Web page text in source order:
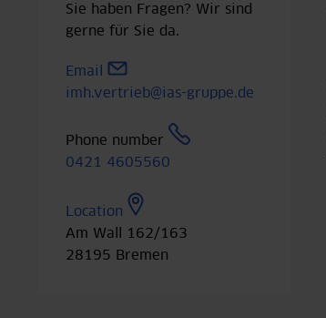
Sie haben Fragen? Wir sind
gerne für Sie da.
Email
imh.vertrieb@ias-gruppe.de
Phone number
0421 4605560
Location
Am Wall 162/163
28195 Bremen